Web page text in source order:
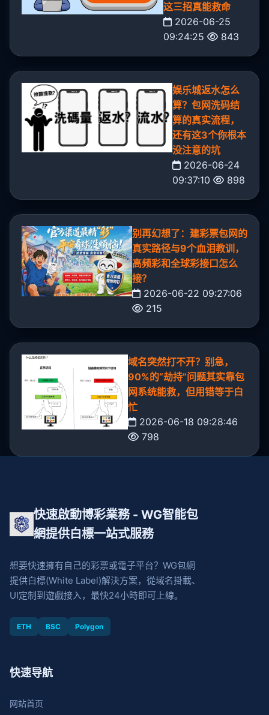
这三招真能救命
2026-06-25
09:24:25
843
娱乐城返水怎么
算？包网洗码结
算的真实流程，
还有这3个你根本
没注意的坑
2026-06-24
09:37:10
898
别再幻想了：建彩票包网的
真实路径与9个血泪教训，
高频彩和全球彩接口怎么
接？
2026-06-22 09:27:06
215
域名突然打不开？别急，
90%的“劫持”问题其实靠包
网系统能救，但用错等于白
忙
2026-06-18 09:28:46
798
快速啟動博彩業務 - WG智能包
網提供白標一站式服務
想要快速擁有自己的彩票或電子平台？WG包網
提供白標(White Label)解決方案，從域名掛載、
UI定制到遊戲接入，最快24小時即可上線。
ETH BSC Polygon
快速导航
网站首页